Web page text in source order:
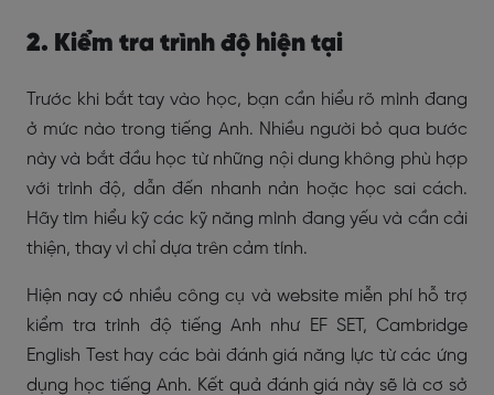
2. Kiểm tra trình độ hiện tại
Trước khi bắt tay vào học, bạn cần hiểu rõ mình đang
ở mức nào trong tiếng Anh. Nhiều người bỏ qua bước
này và bắt đầu học từ những nội dung không phù hợp
với trình độ, dẫn đến nhanh nản hoặc học sai cách.
Hãy tìm hiểu kỹ các kỹ năng mình đang yếu và cần cải
thiện, thay vì chỉ dựa trên cảm tính.
Hiện nay có nhiều công cụ và website miễn phí hỗ trợ
kiểm tra trình độ tiếng Anh như EF SET, Cambridge
English Test hay các bài đánh giá năng lực từ các ứng
dụng học tiếng Anh. Kết quả đánh giá này sẽ là cơ sở